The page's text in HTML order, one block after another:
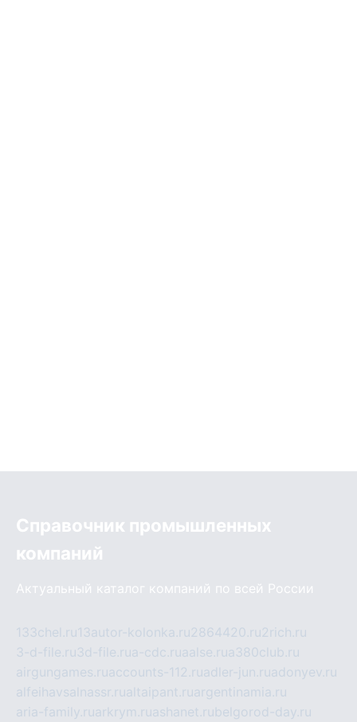
Справочник промышленных
компаний
Актуальный каталог компаний по всей России
133chel.ru13autor-kolonka.ru2864420.ru2rich.ru
3-d-file.ru3d-file.rua-cdc.ruaalse.rua380club.ru
airgungames.ruaccounts-112.ruadler-jun.ruadonyev.ru
alfeihavsalnassr.rualtaipant.ruargentinamia.ru
aria-family.ruarkrym.ruashanet.rubelgorod-day.ru